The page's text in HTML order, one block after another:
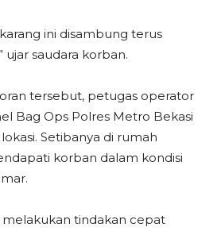
ini disambung terus
ujar saudara korban.
tersebut, petugas operator
Bag Ops Polres Metro Bekasi
Setibanya di rumah
korban dalam kondisi
melakukan tindakan cepat